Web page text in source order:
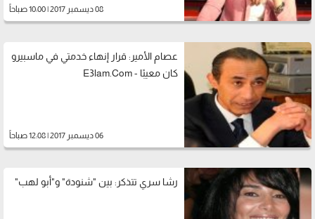
08 ديسمبر 2017 | 10:00 صباحاً
عصام الأمير: قرار إنهاء خدمتي في ماسبيرو
كان معيبًا - E3lam.Com
06 ديسمبر 2017 | 12:08 صباحاً
رشا سري تتذكر: بين "شنودة" و"أبو لهب"